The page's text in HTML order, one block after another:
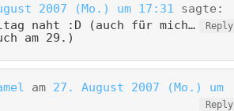
2007 (Mo.) um 17:31 sagte:
Reply
naht :D (auch für mich…
am 29.)
am 27. August 2007 (Mo.) um
Reply